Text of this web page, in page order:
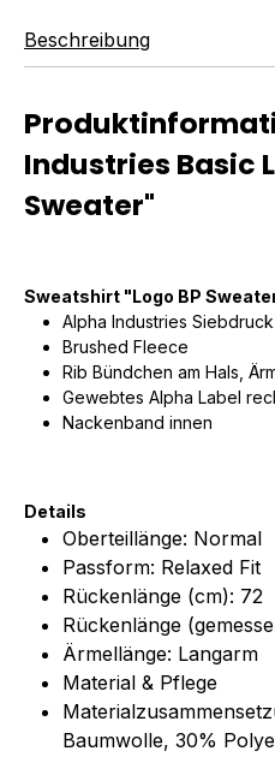
Beschreibung
Industries Basic
Sweater"
Sweatshirt "Logo BP
Alpha Industries
Brushed Fleece
Rib Bündchen am Hals,
Gewebtes Alpha Label
Nackenband innen
Details
Oberteillänge: Normal
Passform: Relaxed Fit
Rückenlänge (cm): 72
Rückenlänge
Ärmellänge: Langarm
Material & Pflege
Baumwolle, 30%